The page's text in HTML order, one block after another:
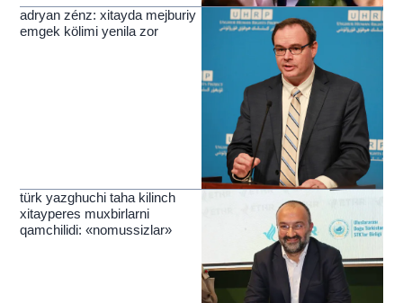
adryan zénz: xitayda mejburiy
emgek kölimi yenila zor
türk yazghuchi taha kilinch
xitayperes muxbirlarni
qamchilidi: «nomussizlar»